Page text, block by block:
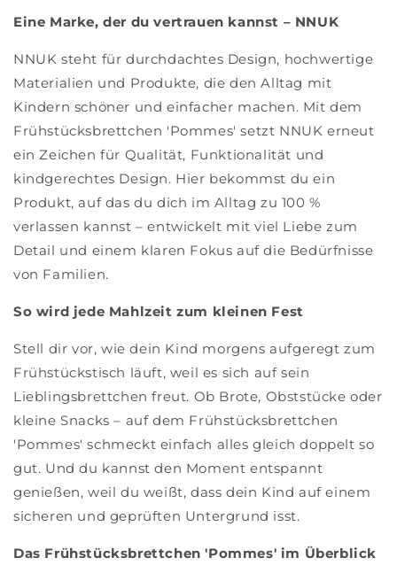
Eine Marke, der du vertrauen kannst – NNUK
NNUK steht für durchdachtes Design, hochwertige
Materialien und Produkte, die den Alltag mit
Kindern schöner und einfacher machen. Mit dem
Frühstücksbrettchen 'Pommes' setzt NNUK erneut
ein Zeichen für Qualität, Funktionalität und
kindgerechtes Design. Hier bekommst du ein
Produkt, auf das du dich im Alltag zu 100 %
verlassen kannst – entwickelt mit viel Liebe zum
Detail und einem klaren Fokus auf die Bedürfnisse
von Familien.
So wird jede Mahlzeit zum kleinen Fest
Stell dir vor, wie dein Kind morgens aufgeregt zum
Frühstückstisch läuft, weil es sich auf sein
Lieblingsbrettchen freut. Ob Brote, Obststücke oder
kleine Snacks – auf dem Frühstücksbrettchen
'Pommes' schmeckt einfach alles gleich doppelt so
gut. Und du kannst den Moment entspannt
genießen, weil du weißt, dass dein Kind auf einem
sicheren und geprüften Untergrund isst.
Das Frühstücksbrettchen 'Pommes' im Überblick